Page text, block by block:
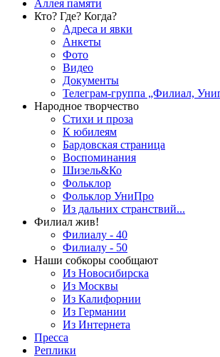
Аллея памяти
Кто? Где? Когда?
Адреса и явки
Анкеты
Фото
Видео
Документы
Телеграм-группа „Филиал,
Народное творчество
Стихи и проза
К юбилеям
Бардовская страница
Воспоминания
Шизель&Ко
Фольклор
Фольклор УниПро
Из дальних странствий...
Филиал жив!
Филиалу - 40
Филиалу - 50
Наши собкоры сообщают
Из Новосибирска
Из Москвы
Из Калифорнии
Из Германии
Из Интернета
Пресса
Реплики